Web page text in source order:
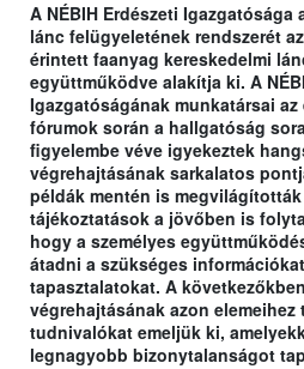
A NÉBIH Erdészeti Igazgatósága
lánc felügyeletének rendszerét
érintett faanyag kereskedelmi
együttműködve alakítja ki. A
Igazgatóságának munkatársai
fórumok során a hallgatóság
figyelembe véve igyekeztek
végrehajtásának sarkalatos
példák mentén is
tájékoztatások a jövőben is
hogy a személyes
átadni a szükséges
tapasztalatokat. A
végrehajtásának azon
tudnivalókat emeljük ki,
legnagyobb bizonytalanságot